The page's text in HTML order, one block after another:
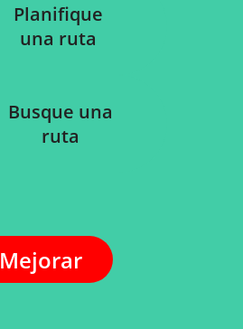
Planifique
una ruta
Busque una
ruta
Mejorar